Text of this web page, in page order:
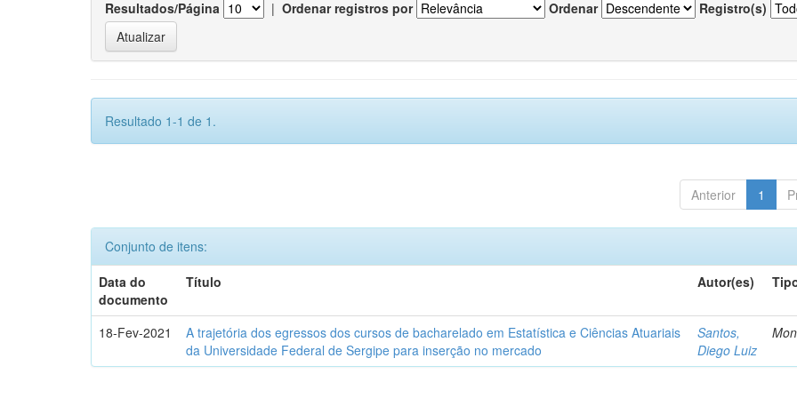
Resultados/Página | Ordenar registros por Ordenar Registro(s)
Resultado 1-1 de 1.
Anterior 1
Conjunto de itens:
Data do
documento
Título Autor(es)
18-Fev-2021
A trajetória dos egressos dos cursos de bacharelado em Estatística e Ciências Atuariais
da Universidade Federal de Sergipe para inserção no mercado
Santos,
Diego Luiz